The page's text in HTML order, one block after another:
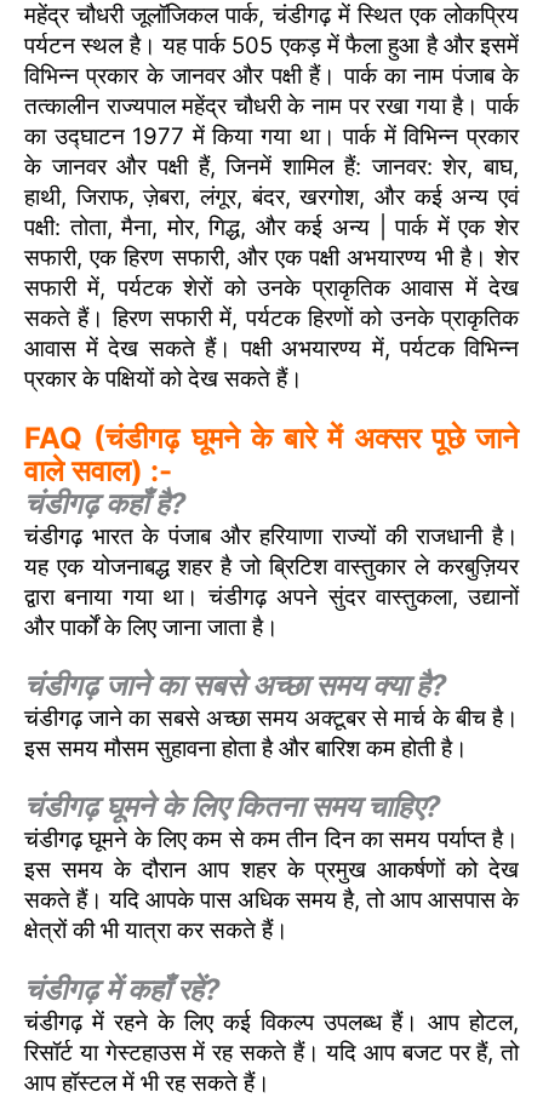
महेंद्र चौधरी जूलॉजिकल पार्क, चंडीगढ़ में स्थित एक लोकप्रिय
पर्यटन स्थल है। यह पार्क 505 एकड़ में फैला हुआ है और इसमें
विभिन्न प्रकार के जानवर और पक्षी हैं। पार्क का नाम पंजाब के
तत्कालीन राज्यपाल महेंद्र चौधरी के नाम पर रखा गया है। पार्क
का उद्घाटन 1977 में किया गया था। पार्क में विभिन्न प्रकार
के जानवर और पक्षी हैं, जिनमें शामिल हैं: जानवर: शेर, बाघ,
हाथी, जिराफ, ज़ेबरा, लंगूर, बंदर, खरगोश, और कई अन्य एवं
पक्षी: तोता, मैना, मोर, गिद्ध, और कई अन्य | पार्क में एक शेर
सफारी, एक हिरण सफारी, और एक पक्षी अभयारण्य भी है। शेर
सफारी में, पर्यटक शेरों को उनके प्राकृतिक आवास में देख
सकते हैं। हिरण सफारी में, पर्यटक हिरणों को उनके प्राकृतिक
आवास में देख सकते हैं। पक्षी अभयारण्य में, पर्यटक विभिन्न
प्रकार के पक्षियों को देख सकते हैं।
FAQ (चंडीगढ़ घूमने के बारे में अक्सर पूछे जाने
वाले सवाल) :-
चंडीगढ़ कहाँ है?
चंडीगढ़ भारत के पंजाब और हरियाणा राज्यों की राजधानी है।
यह एक योजनाबद्ध शहर है जो ब्रिटिश वास्तुकार ले करबुज़ियर
द्वारा बनाया गया था। चंडीगढ़ अपने सुंदर वास्तुकला, उद्यानों
और पार्कों के लिए जाना जाता है।
चंडीगढ़ जाने का सबसे अच्छा समय क्या है?
चंडीगढ़ जाने का सबसे अच्छा समय अक्टूबर से मार्च के बीच है।
इस समय मौसम सुहावना होता है और बारिश कम होती है।
चंडीगढ़ घूमने के लिए कितना समय चाहिए?
चंडीगढ़ घूमने के लिए कम से कम तीन दिन का समय पर्याप्त है।
इस समय के दौरान आप शहर के प्रमुख आकर्षणों को देख
सकते हैं। यदि आपके पास अधिक समय है, तो आप आसपास के
क्षेत्रों की भी यात्रा कर सकते हैं।
चंडीगढ़ में कहाँ रहें?
चंडीगढ़ में रहने के लिए कई विकल्प उपलब्ध हैं। आप होटल,
रिसॉर्ट या गेस्टहाउस में रह सकते हैं। यदि आप बजट पर हैं, तो
आप हॉस्टल में भी रह सकते हैं।